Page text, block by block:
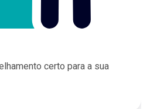
certo para a sua